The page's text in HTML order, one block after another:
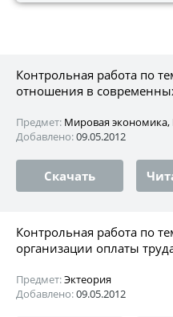
Контрольная работа по
отношения в
Предмет: Мировая
Добавлено:09.05.2012
Скачать
Контрольная работа по
организации оплаты
Предмет:Эктеория
Добавлено:09.05.2012